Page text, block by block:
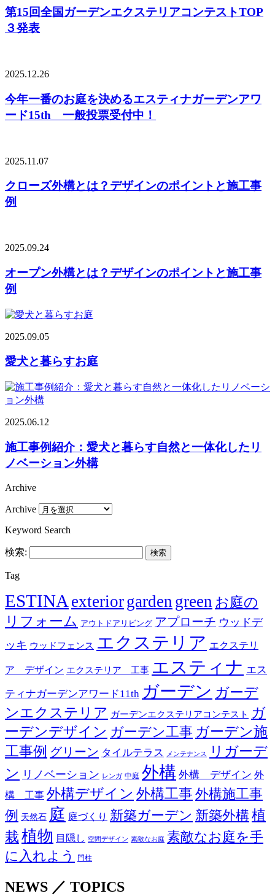
第15回全国ガーデンエクステリアコンテストTOP
３発表
2025.12.26
今年一番のお庭を決めるエスティナガーデンアワ
ード15th 一般投票受付中！
2025.11.07
クローズ外構とは？デザインのポイントと施工事
例
2025.09.24
オープン外構とは？デザインのポイントと施工事
例
2025.09.05
愛犬と暮らすお庭
2025.06.12
施工事例紹介：愛犬と暮らす自然と一体化したリ
ノベーション外構
Archive
Archive
Keyword Search
検索:
Tag
ESTINA exteriorgarden green お庭の
リフォーム アウトドアリビング アプローチ ウッドデ
ッキ ウッドフェンス エクステリア エクステリ
ア デザイン エクステリア 工事 エスティナ エス
ティナガーデンアワード11th ガーデン ガーデ
ンエクステリア ガーデンエクステリアコンテスト ガ
ーデンデザイン ガーデン工事 ガーデン施
工事例 グリーン タイルテラス メンテナンス
リガーデ
ン リノベーション レンガ 中庭 外構 外構 デザイン 外
構 工事 外構デザイン 外構工事 外構施工事
例
天然石 庭 庭づくり 新築ガーデン 新築外構植
栽 植物 目隠し 空間デザイン 素敵なお庭 素敵なお庭を手
に入れよう
門柱
NEWS ／ TOPICS